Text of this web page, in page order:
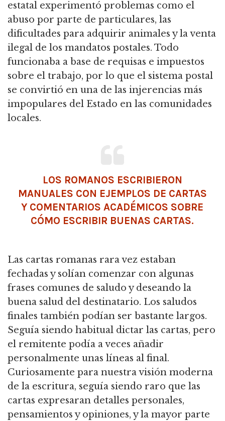
estatal experimentó problemas como el
abuso por parte de particulares, las
dificultades para adquirir animales y la venta
ilegal de los mandatos postales. Todo
funcionaba a base de requisas e impuestos
sobre el trabajo, por lo que el sistema postal
se convirtió en una de las injerencias más
impopulares del Estado en las comunidades
locales.
LOS ROMANOS ESCRIBIERON
MANUALES CON EJEMPLOS DE CARTAS
Y COMENTARIOS ACADÉMICOS SOBRE
CÓMO ESCRIBIR BUENAS CARTAS.
Las cartas romanas rara vez estaban
fechadas y solían comenzar con algunas
frases comunes de saludo y deseando la
buena salud del destinatario. Los saludos
finales también podían ser bastante largos.
Seguía siendo habitual dictar las cartas, pero
el remitente podía a veces añadir
personalmente unas líneas al final.
Curiosamente para nuestra visión moderna
de la escritura, seguía siendo raro que las
cartas expresaran detalles personales,
pensamientos y opiniones, y la mayor parte